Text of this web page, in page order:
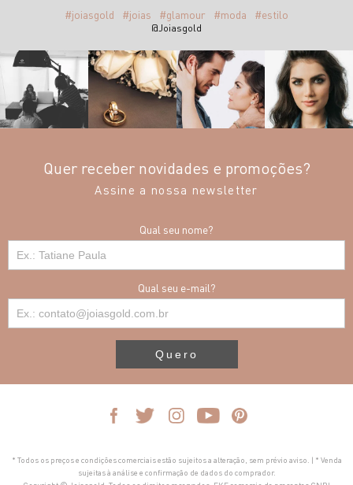
#joiasgold #joias #glamour #moda #estilo
@Joiasgold
Quer receber novidades e promoções?
Assine a nossa newsletter
Qual seu nome?
Qual seu e-mail?
Quero
* Todos os preços e condições comerciais estão sujeitos a alteração, sem prévio aviso. | * Venda
sujeitas à análise e confirmação de dados do comprador.